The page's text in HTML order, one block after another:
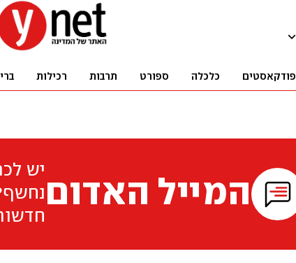
פודקאסטים כלכלה ספורט תרבות רכילות
המייל האדום
יש